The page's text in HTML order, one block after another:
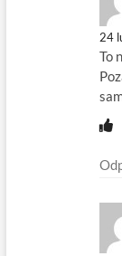
24
To